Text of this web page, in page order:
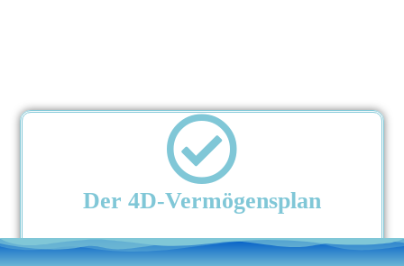
Der 4D-Vermögensplan
ist etwas ganz besonderes, weil er cleveren Investoren